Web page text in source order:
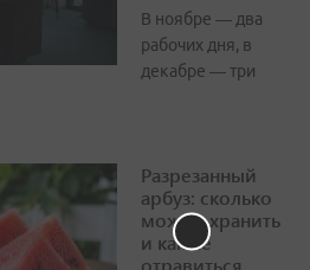
В ноябре — два
рабочих дня, в
декабре — три
Разрезанный
арбуз: сколько
можно хранить
и как не